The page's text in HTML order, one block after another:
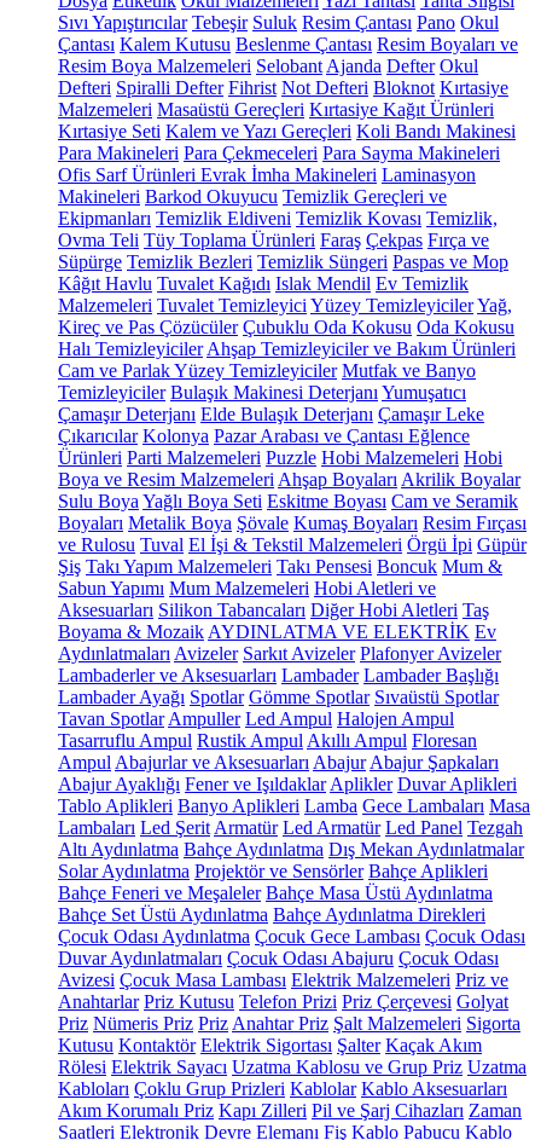
Sıvı Yapıştırıcılar Tebeşir Suluk Resim Çantası Pano Okul
Çantası Kalem Kutusu Beslenme Çantası Resim Boyaları ve
Resim Boya Malzemeleri Selobant Ajanda Defter Okul
Defteri Spiralli Defter Fihrist Not Defteri Bloknot Kırtasiye
Malzemeleri Masaüstü Gereçleri Kırtasiye Kağıt Ürünleri
Kırtasiye Seti Kalem ve Yazı Gereçleri Koli Bandı Makinesi
Para Makineleri Para Çekmeceleri Para Sayma Makineleri
Ofis Sarf Ürünleri Evrak İmha Makineleri Laminasyon
Makineleri Barkod Okuyucu Temizlik Gereçleri ve
Ekipmanları Temizlik Eldiveni Temizlik Kovası Temizlik,
Ovma Teli Tüy Toplama Ürünleri Faraş Çekpas Fırça ve
Süpürge Temizlik Bezleri Temizlik Süngeri Paspas ve Mop
Kâğıt Havlu Tuvalet Kağıdı Islak Mendil Ev Temizlik
Malzemeleri Tuvalet Temizleyici Yüzey TemizleyicilerYağ,
Kireç ve Pas Çözücüler Çubuklu Oda Kokusu Oda Kokusu
Halı Temizleyiciler Ahşap Temizleyiciler ve Bakım Ürünleri
Cam ve Parlak Yüzey Temizleyiciler Mutfak ve Banyo
Temizleyiciler Bulaşık Makinesi Deterjanı Yumuşatıcı
Çamaşır Deterjanı Elde Bulaşık Deterjanı Çamaşır Leke
Çıkarıcılar Kolonya Pazar Arabası ve Çantası Eğlence
Ürünleri Parti Malzemeleri Puzzle Hobi Malzemeleri Hobi
Boya ve Resim Malzemeleri Ahşap Boyaları Akrilik Boyalar
Sulu Boya Yağlı Boya Seti Eskitme Boyası Cam ve Seramik
Boyaları Metalik Boya Şövale Kumaş Boyaları Resim Fırçası
ve Rulosu Tuval El İşi & Tekstil Malzemeleri Örgü İpi Güpür
Şiş Takı Yapım Malzemeleri Takı Pensesi Boncuk Mum &
Sabun Yapımı Mum Malzemeleri Hobi Aletleri ve
Aksesuarları Silikon Tabancaları Diğer Hobi Aletleri Taş
Boyama & Mozaik AYDINLATMA VE ELEKTRİK Ev
Aydınlatmaları Avizeler Sarkıt Avizeler Plafonyer Avizeler
Lambaderler ve Aksesuarları Lambader Lambader Başlığı
Lambader Ayağı Spotlar Gömme Spotlar Sıvaüstü Spotlar
Tavan Spotlar Ampuller Led Ampul Halojen Ampul
Tasarruflu Ampul Rustik Ampul Akıllı Ampul Floresan
Ampul Abajurlar ve Aksesuarları Abajur Abajur Şapkaları
Abajur Ayaklığı Fener ve Işıldaklar Aplikler Duvar Aplikleri
Tablo Aplikleri Banyo Aplikleri Lamba Gece Lambaları Masa
Lambaları Led Şerit Armatür Led Armatür Led Panel Tezgah
Altı Aydınlatma Bahçe Aydınlatma Dış Mekan Aydınlatmalar
Solar Aydınlatma Projektör ve Sensörler Bahçe Aplikleri
Bahçe Feneri ve Meşaleler Bahçe Masa Üstü Aydınlatma
Bahçe Set Üstü Aydınlatma Bahçe Aydınlatma Direkleri
Çocuk Odası Aydınlatma Çocuk Gece Lambası Çocuk Odası
Duvar Aydınlatmaları Çocuk Odası Abajuru Çocuk Odası
Avizesi Çocuk Masa Lambası Elektrik Malzemeleri Priz ve
Anahtarlar Priz Kutusu Telefon Prizi Priz Çerçevesi Golyat
Priz Nümeris Priz Priz Anahtar Priz Şalt Malzemeleri Sigorta
Kutusu Kontaktör Elektrik Sigortası Şalter Kaçak Akım
Rölesi Elektrik Sayacı Uzatma Kablosu ve Grup Priz Uzatma
Kabloları Çoklu Grup Prizleri Kablolar Kablo Aksesuarları
Akım Korumalı Priz Kapı Zilleri Pil ve Şarj Cihazları Zaman
Saatleri Elektronik Devre Elemanı Fiş Kablo Pabucu Kablo